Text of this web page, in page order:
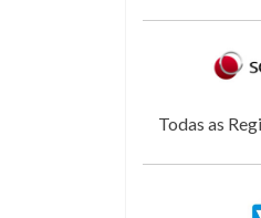
Todas as